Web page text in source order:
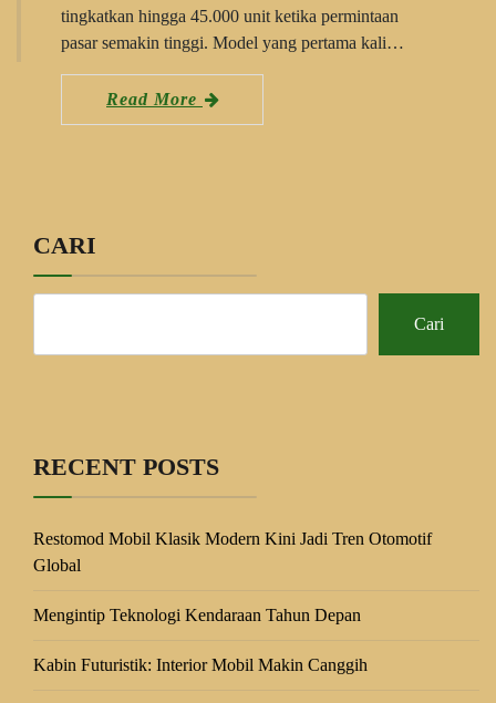
tingkatkan hingga 45.000 unit ketika permintaan
pasar semakin tinggi. Model yang pertama kali…
Read More
CARI
Cari
RECENT POSTS
Restomod Mobil Klasik Modern Kini Jadi Tren Otomotif
Global
Mengintip Teknologi Kendaraan Tahun Depan
Kabin Futuristik: Interior Mobil Makin Canggih